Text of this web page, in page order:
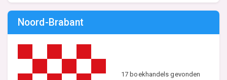
Noord-Brabant
17 boekhandels gevonden